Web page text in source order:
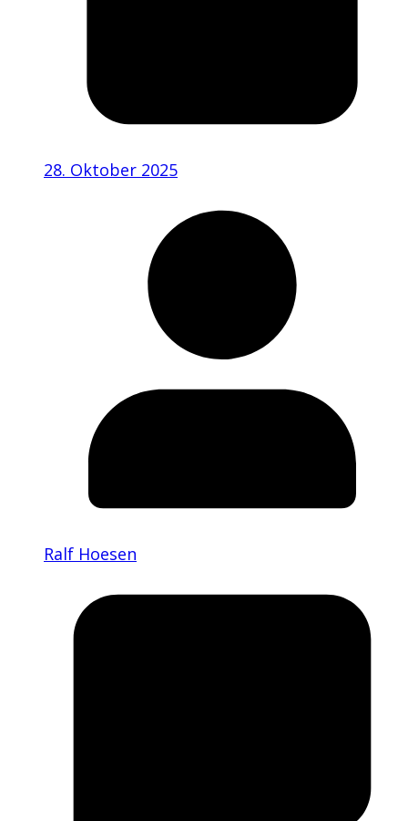
28. Oktober 2025
Ralf Hoesen